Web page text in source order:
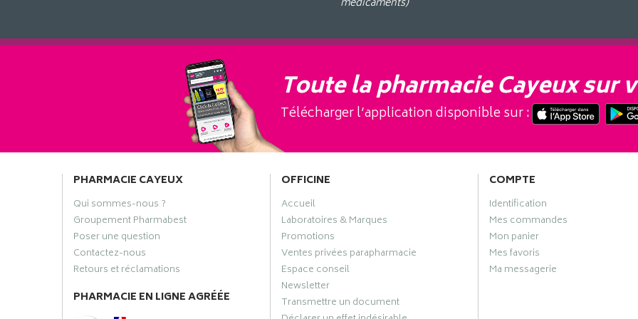
Toute la pharmacie Cayeux sur
Télécharger l’application disponible sur :
PHARMACIE CAYEUX
Qui sommes-nous ?
Groupement Pharmabest
Poser une question
Contactez-nous
Retours et réclamations
PHARMACIE EN LIGNE AGRÉÉE
OFFICINE
Accueil
Laboratoires & Marques
Promotions
Ventes privées parapharmacie
Espace conseil
Newsletter
Transmettre un document
COMPTE
Identification
Mes commandes
Mon panier
Mes favoris
Ma messagerie